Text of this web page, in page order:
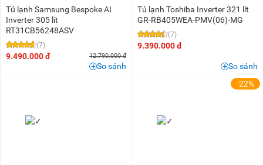
Tủ lạnh Samsung Bespoke AI
Inverter 305 lít
RT31CB56248ASV
(7)
9.490.000 đ 12.790.000 đ
So sánh
Tủ lạnh Toshiba Inverter 321 lít
GR-RB405WEA-PMV(06)-MG
(7)
9.390.000 đ
So sánh
-22%